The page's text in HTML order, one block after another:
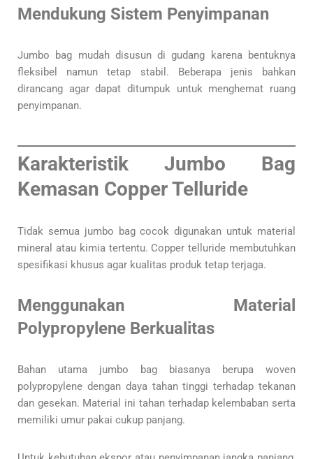
Mendukung Sistem Penyimpanan
Jumbo bag mudah disusun di gudang karena bentuknya
fleksibel namun tetap stabil. Beberapa jenis bahkan
dirancang agar dapat ditumpuk untuk menghemat ruang
penyimpanan.
Karakteristik Jumbo Bag
Kemasan Copper Telluride
Tidak semua jumbo bag cocok digunakan untuk material
mineral atau kimia tertentu. Copper telluride membutuhkan
spesifikasi khusus agar kualitas produk tetap terjaga.
Menggunakan Material
Polypropylene Berkualitas
Bahan utama jumbo bag biasanya berupa woven
polypropylene dengan daya tahan tinggi terhadap tekanan
dan gesekan. Material ini tahan terhadap kelembaban serta
memiliki umur pakai cukup panjang.